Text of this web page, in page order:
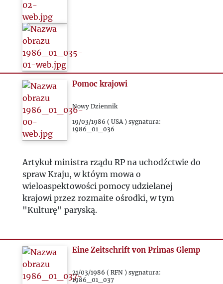
Pomoc krajowi
Nowy Dziennik
19/03/1986 ( USA ) sygnatura:
1986_01_036
Artykuł ministra rządu RP na uchodźctwie do
spraw Kraju, w któym mowa o
wieloaspektowości pomocy udzielanej
krajowi przez rozmaite ośrodki, w tym
"Kulturę" paryską.
Eine Zeitschrift von Primas Glemp
21/03/1986 ( RFN ) sygnatura:
1986_01_037